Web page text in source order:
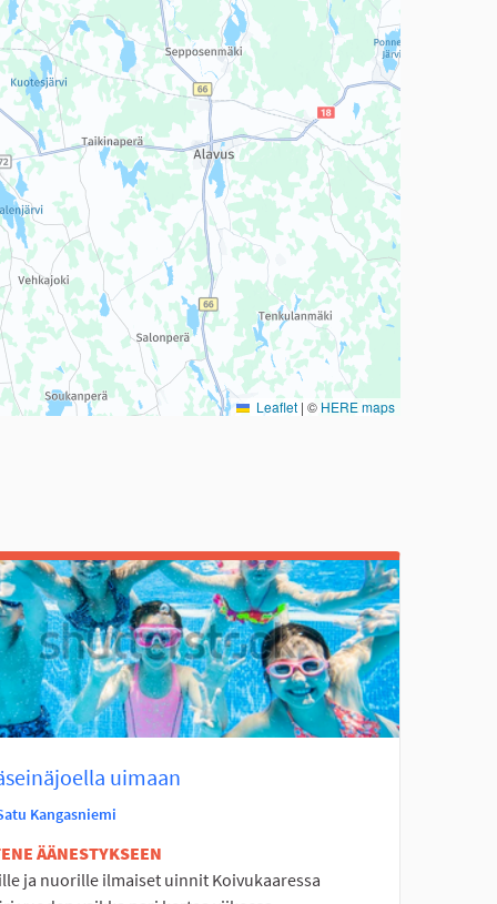
Leaflet | © HERE maps
uimaan
Kangasniemi
ÄÄNESTYKSEEN
ja nuorille ilmaiset uinnit Koivukaaressa